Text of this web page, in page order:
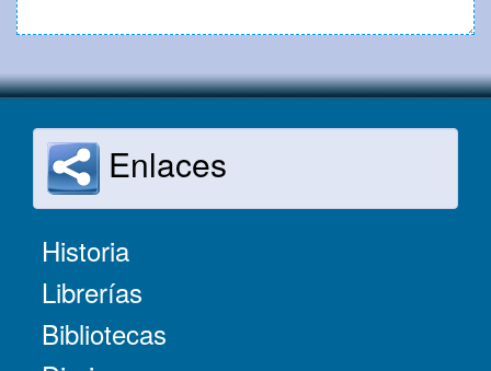
Enlaces
Historia
Librerías
Bibliotecas